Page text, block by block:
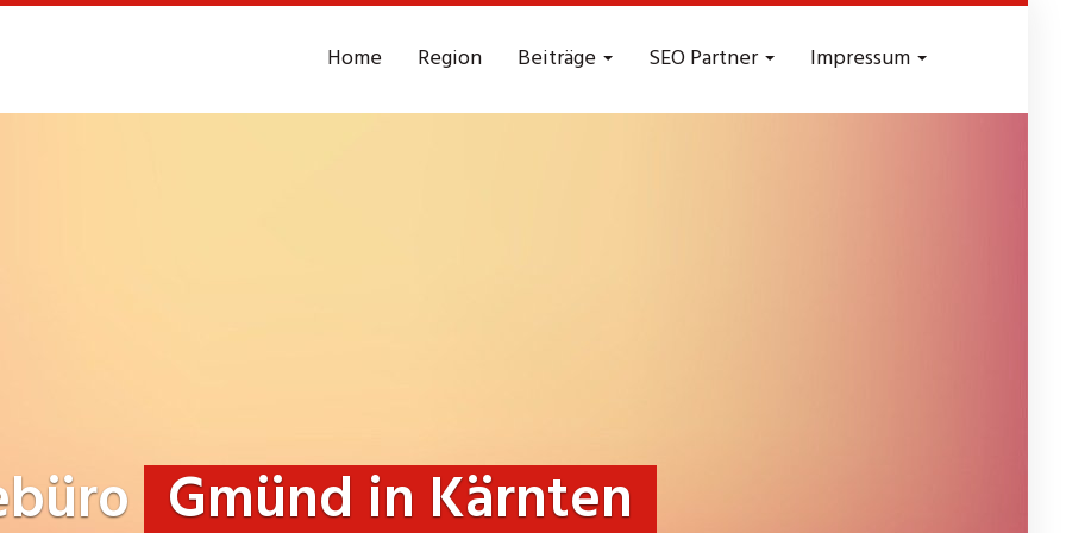
Home Region Beiträge SEO Partner Impressum
Gmünd in Kärnten